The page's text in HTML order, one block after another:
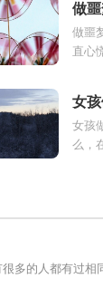
者的...
做
做噩
直心
事...
女
女孩
么，
多的人都有过相